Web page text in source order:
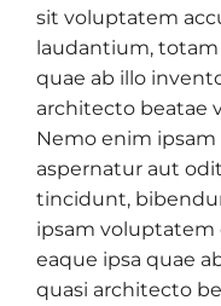
sit voluptatem
laudantium, totam
quae ab illo
architecto beatae
Nemo enim
aspernatur aut
tincidunt,
ipsam voluptatem
eaque ipsa quae
quasi architecto